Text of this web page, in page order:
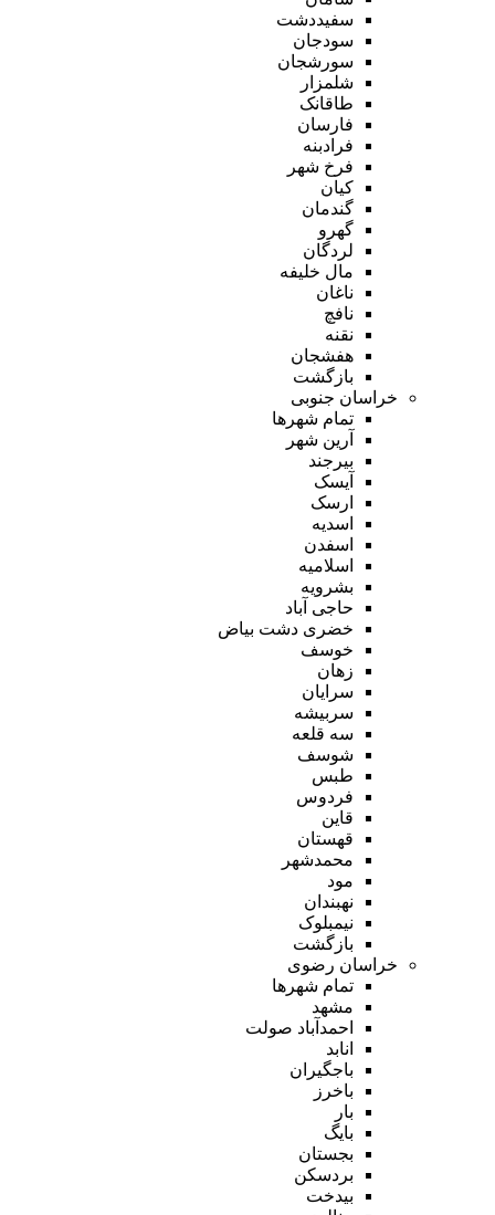
سفیددشت
سودجان
سورشجان
شلمزار
طاقانک
فارسان
فرادبنه
فرخ شهر
کیان
گندمان
گهرو
لردگان
مال خلیفه
ناغان
نافچ
نقنه
هفشجان
بازگشت
خراسان جنوبی
تمام شهر‌ها
آرین شهر
بیرجند
آیسک
ارسک
اسدیه
اسفدن
اسلامیه
بشرویه
حاجی آباد
خضری دشت بیاض
خوسف
زهان
سرایان
سربیشه
سه قلعه
شوسف
طبس
فردوس
قاین
قهستان
محمدشهر
مود
نهبندان
نیمبلوک
بازگشت
خراسان رضوی
تمام شهر‌ها
مشهد
احمدآباد صولت
انابد
باجگیران
باخرز
بار
بایگ
بجستان
بردسکن
بیدخت